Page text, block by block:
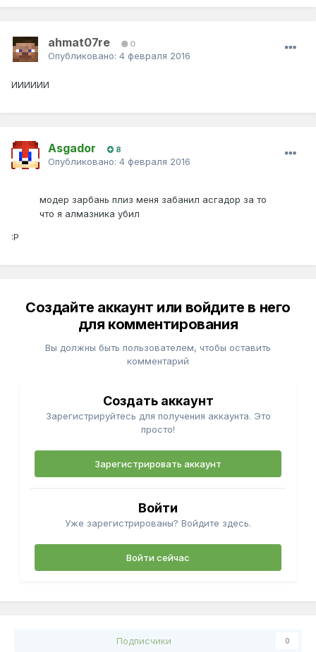
ahmat07re 0
Опубликовано: 4 февраля 2016
ИИИИИИ
Asgador 8
Опубликовано: 4 февраля 2016
модер зарбань плиз меня забанил асгадор за то
что я алмазника убил
:P
Создайте аккаунт или войдите в него
для комментирования
Вы должны быть пользователем, чтобы оставить
комментарий
Создать аккаунт
Зарегистрируйтесь для получения аккаунта. Это
просто!
Зарегистрировать аккаунт
Войти
Уже зарегистрированы? Войдите здесь.
Войти сейчас
Подписчики 0